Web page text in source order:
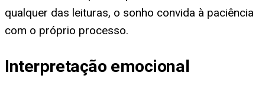
qualquer das leituras, o sonho convida à paciência
com o próprio processo.
Interpretação emocional